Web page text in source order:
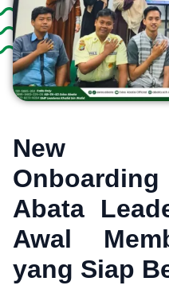
New
Abata
Awal
yang Siap